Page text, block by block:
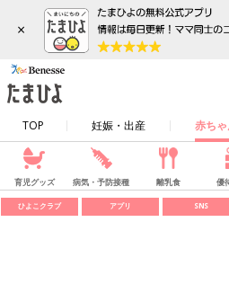
×
TOP 妊娠・出産 赤ち
育児グッズ 病気・予防接種 離乳食 優
ひよこクラブ アプリ SNS